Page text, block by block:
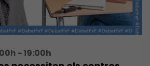
- 19:00h